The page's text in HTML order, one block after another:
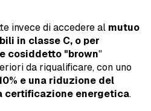
invece di accedere al mutuo
in classe C, o per
cosiddetto "brown"
da riqualificare, con uno
e una riduzione del
certificazione energetica.